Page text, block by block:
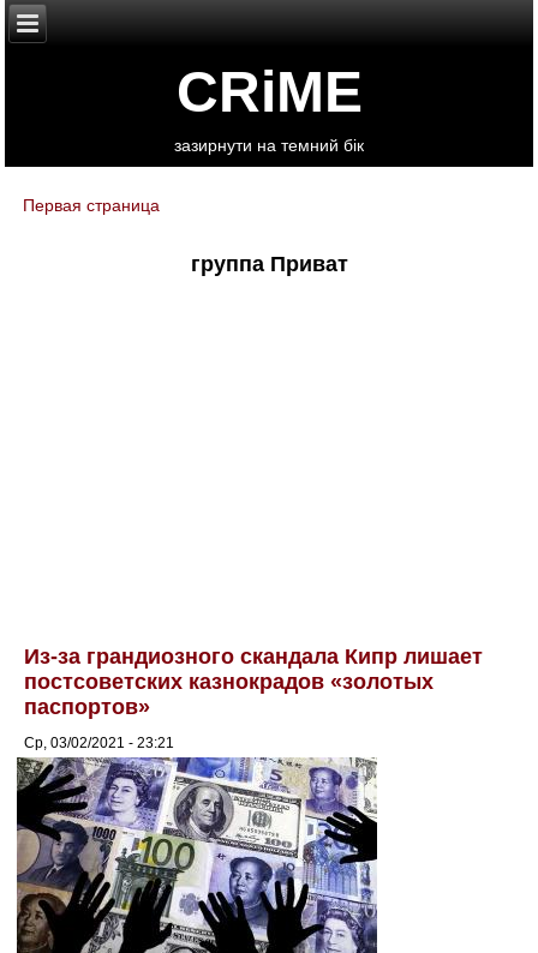
CRiME
зазирнути на темний бік
You are here
Первая страница
группа Приват
Из-за грандиозного скандала Кипр лишает
постсоветских казнокрадов «золотых
паспортов»
Ср, 03/02/2021 - 23:21